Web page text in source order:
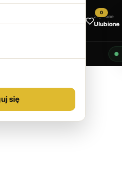
0
Zapisane
Ulubione